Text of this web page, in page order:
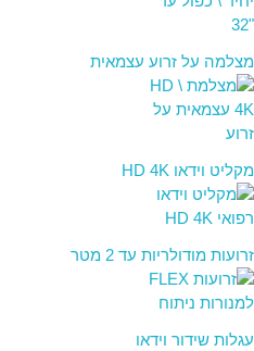
מצלמה על זרוע עצמאית
מקליט וידאו HD 4K
זרועות מודולריות עד 2 מטר
עגלות שידור וידאו